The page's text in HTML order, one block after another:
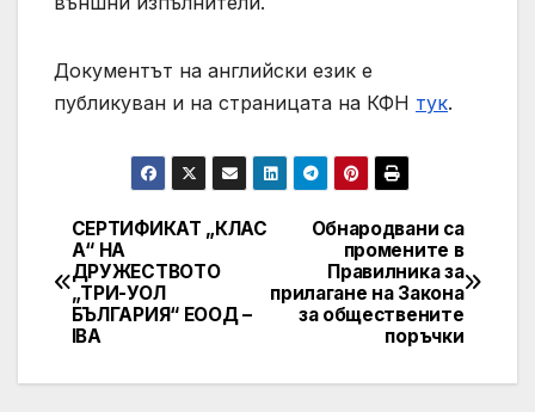
Документът на английски език e
публикуван и на страницата на КФН тук.
Post
navigation
Обнародвани са
промените в
Правилника за
прилагане на Закона
за обществените
поръчки
СЕРТИФИКАТ „КЛАС
А“ НА
ДРУЖЕСТВОТО
„ТРИ-УОЛ
БЪЛГАРИЯ“ ЕООД –
IBA